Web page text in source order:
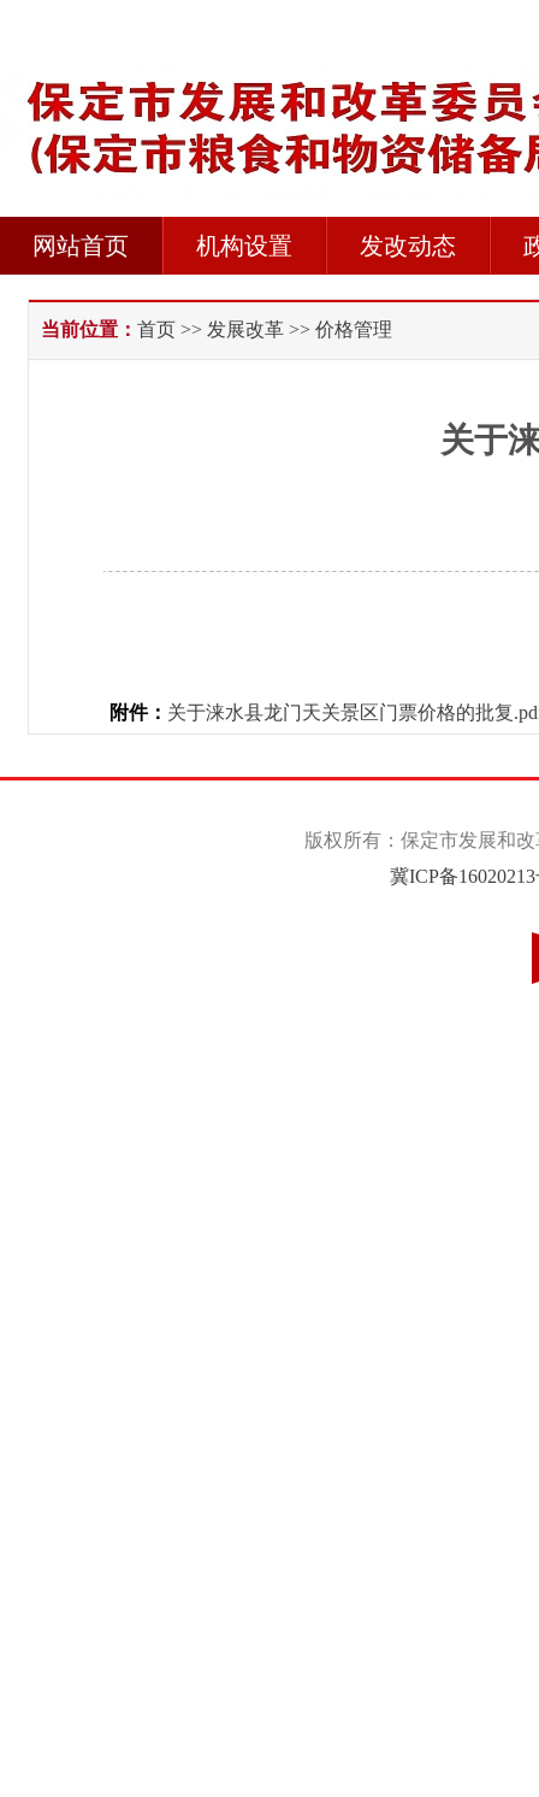
网站首页 机构设置 发改动态
当前位置： 首页 >> 发展改革 >> 价格管理
关于
附件： 关于涞水县龙门天关景区门票价格的批复
版权所有：保定市发展和
冀ICP备